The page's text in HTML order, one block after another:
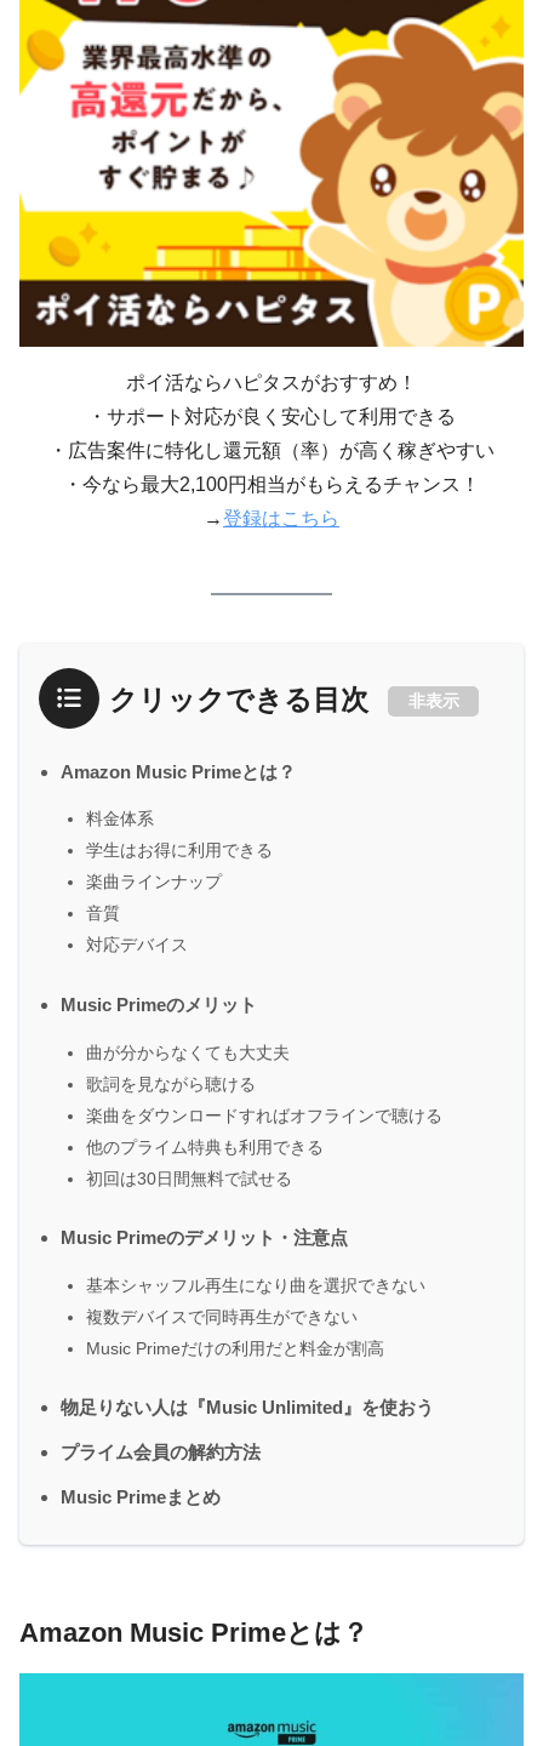
ポイ活ならハピタスがおすすめ！
・サポート対応が良く安心して利用できる
・広告案件に特化し還元額（率）が高く稼ぎやすい
・今なら最大2,100円相当がもらえるチャンス！
→登録はこちら
クリックできる目次 非表示
Amazon Music Primeとは？
料金体系
学生はお得に利用できる
楽曲ラインナップ
音質
対応デバイス
Music Primeのメリット
曲が分からなくても大丈夫
歌詞を見ながら聴ける
楽曲をダウンロードすればオフラインで聴ける
他のプライム特典も利用できる
初回は30日間無料で試せる
Music Primeのデメリット・注意点
基本シャッフル再生になり曲を選択できない
複数デバイスで同時再生ができない
Music Primeだけの利用だと料金が割高
物足りない人は『Music Unlimited』を使おう
プライム会員の解約方法
Music Primeまとめ
Amazon Music Primeとは？